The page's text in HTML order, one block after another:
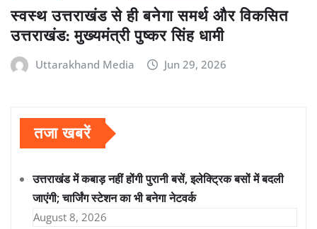
स्वस्थ उत्तराखंड से ही बनेगा समर्थ और विकसित
उत्तराखंड: मुख्यमंत्री पुष्कर सिंह धामी
Uttarakhand Media Jun 29, 2026
तजा खबरें
उत्तराखंड में कबाड़ नहीं होंगी पुरानी बसें, इलेक्ट्रिक बसों में बदली
जाएंगी; चार्जिंग स्टेशन का भी बनेगा नेटवर्क
August 8, 2026